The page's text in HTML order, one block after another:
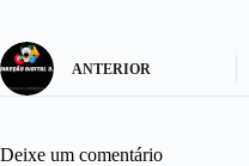
ANTERIOR
Deixe um comentário